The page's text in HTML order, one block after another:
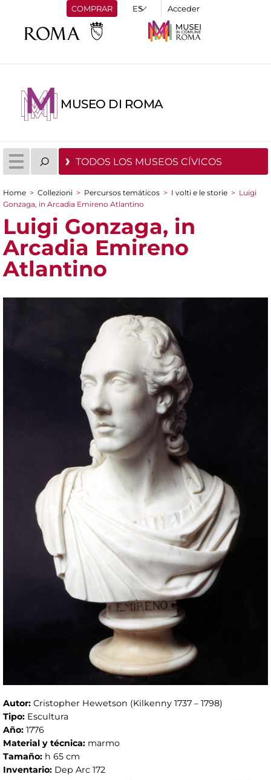
COMPRAR Acceder
MUSEO DI ROMA
TODOS LOS MUSEOS CÍVICOS
You are here
Home > Collezioni > Percursos temáticos > I volti e le storie > Luigi
Gonzaga, in Arcadia Emireno Atlantino
Luigi Gonzaga, in
Arcadia Emireno
Atlantino
Autor: Cristopher Hewetson (Kilkenny 1737 – 1798)
Tipo: Escultura
Año: 1776
Material y técnica: marmo
Tamaño: h 65 cm
Inventario: Dep Arc 172